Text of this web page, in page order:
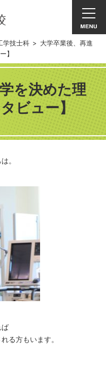
学技士科 > 大学卒業後、再進
】
を決めた理
ビュー】
。
ば
る方もいます。